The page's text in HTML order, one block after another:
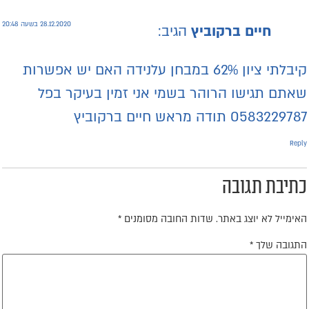
חיים ברקוביץ הגיב: 28.12.2020 בשעה 20:48
קיבלתי ציון 62% במבחן עלנידה האם יש אפשרות
תגישו הרוהר בשמי אני זמין בעיקר בפל
תודה מראש חיים ברקוביץ
תגובה
לא יוצג באתר. שדות החובה מסומנים
שלך*